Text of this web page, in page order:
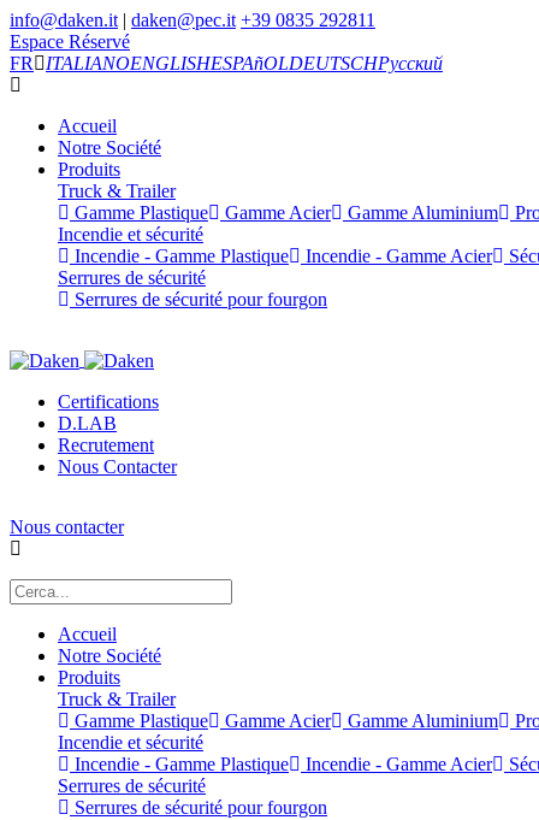
info@daken.it | daken@pec.it +39 0835 292811
Espace Réservé
FR
ITALIANOENGLISHESPAñOLDEUTSCHРусский
Accueil
Notre Société
Produits
Truck & Trailer
Gamme Plastique
Gamme Acier Gamme Aluminium
Incendie et sécurité
Incendie - Gamme Plastique
Incendie - Gamme Acier
Serrures de sécurité
Serrures de sécurité pour fourgon
Certifications
D.LAB
Recrutement
Nous Contacter
Nous contacter
Accueil
Notre Société
Produits
Truck & Trailer
Gamme Plastique
Gamme Acier Gamme Aluminium
Incendie et sécurité
Incendie - Gamme Plastique
Incendie - Gamme Acier
Serrures de sécurité
Serrures de sécurité pour fourgon